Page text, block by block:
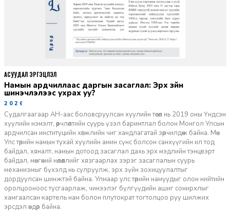
Намын ардчиллаас даргын засаглал: Эрх зүйн
шинэчлэлээс ухрах уу?
2026-07-08
Судалгаагаар АН-аас боловсруулсан хуулийн төсөл нь 2019 оны Үндсэн
хуулийн нэмэлт, өөрчлөлтийн суурь үзэл баримтлал болон Монгол Улсын
ардчилсан институцийн хөгжлийн чиг хандлагатай зөрчилдөж байна. Мөн
Улс төрийн намын тухай хуулийн амин сүнс болсон санхүүгийн ил тод
байдал, хяналт, намын дотоод засаглал дахь эрх мэдлийн тэнцвэрт
байдал, мөнгөний нөлөөллийг хязгаарлах зэрэг засаглалын суурь
механизмыг бүхэлд нь сулруулж, эрх зүйн зохицуулалтыг
дордуулсан шинжтэй байна. Улмаар улс төрийн намуудыг олон нийтийн
оролцооноос тусгаарлаж, чинээлэг бүлгүүдийн ашиг сонирхлыг
хамгаалсан картель нам болон плутократ тогтолцоо руу шилжих
эрсдэл өндөр байна.
АСУУДАЛ ЭРГЭЦҮҮЛЭЛ